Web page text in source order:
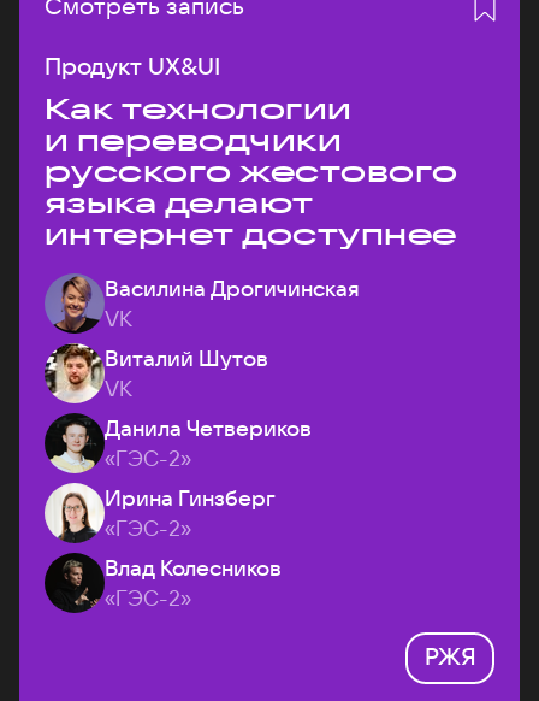
Продукт UX&UI
Как технологии
и переводчики
русского жестового
языка делают
интернет доступнее
Василина Дрогичинская
VK
Виталий Шутов
VK
Данила Четвериков
«ГЭС-2»
Ирина Гинзберг
«ГЭС-2»
Влад Колесников
«ГЭС-2»
РЖЯ